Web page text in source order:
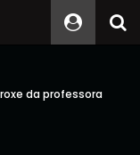
da professora